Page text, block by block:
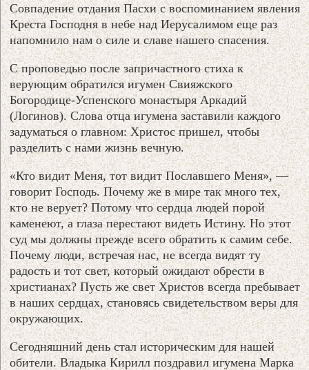
Совпадение отдания Пасхи с воспоминанием явления
Креста Господня в небе над Иерусалимом еще раз
напомнило нам о силе и славе нашего спасения.
С проповедью после запричастного стиха к
верующим обратился игумен Свияжского
Богородице-Успенского монастыря Аркадий
(Логинов). Слова отца игумена заставили каждого
задуматься о главном: Христос пришел, чтобы
разделить с нами жизнь вечную.
«Кто видит Меня, тот видит Пославшего Меня», —
говорит Господь. Почему же в мире так много тех,
кто не верует? Потому что сердца людей порой
каменеют, а глаза перестают видеть Истину. Но этот
суд мы должны прежде всего обратить к самим себе.
Почему люди, встречая нас, не всегда видят ту
радость и тот свет, который ожидают обрести в
христианах? Пусть же свет Христов всегда пребывает
в наших сердцах, становясь свидетельством веры для
окружающих.
Сегодняшний день стал историческим для нашей
обители. Владыка Кирилл поздравил игумена Марка